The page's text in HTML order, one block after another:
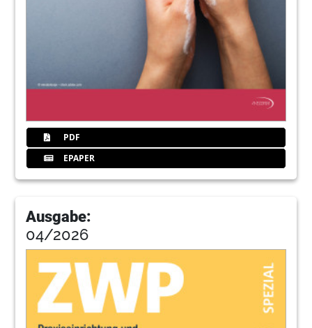
PDF
EPAPER
Ausgabe:
04/2026